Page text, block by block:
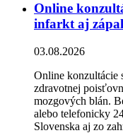
Online
infarkt aj
03.08.2026
Online konzultácie
zdravotnej
mozgových blán.
alebo telefonicky
Slovenska aj zo